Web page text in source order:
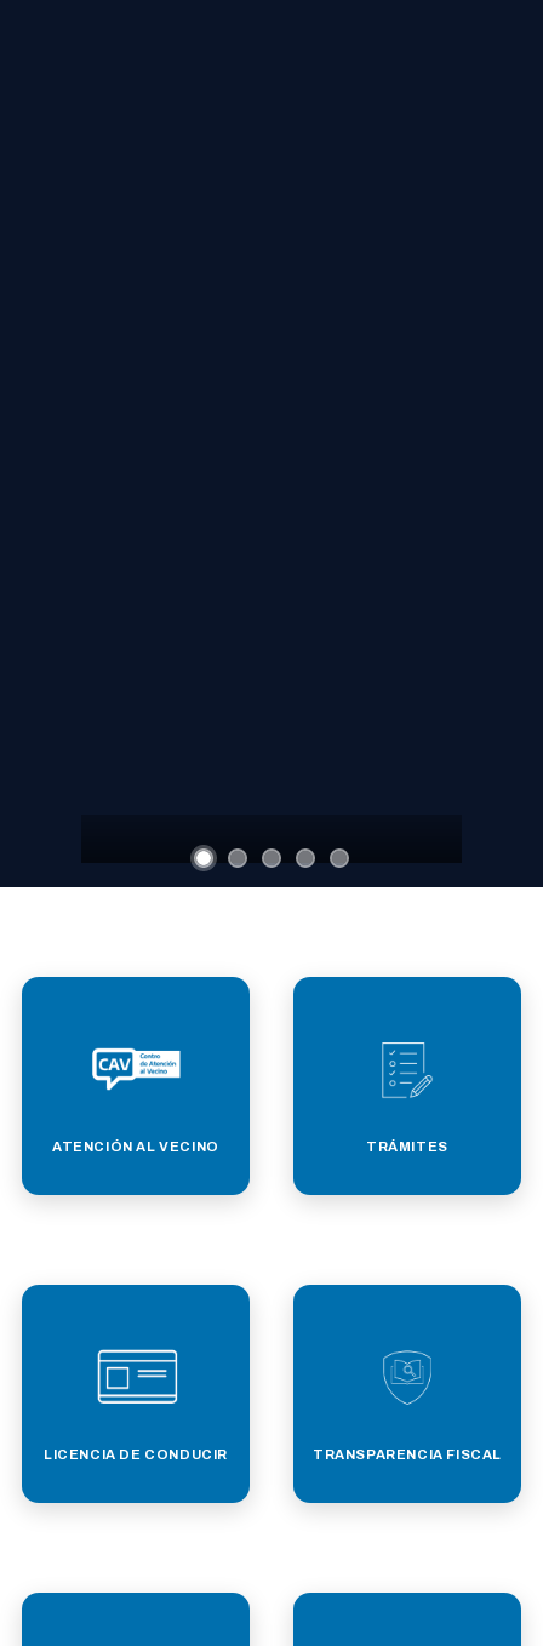
ATENCIÓN AL VECINO TRÁMITES
LICENCIA DE CONDUCIR TRANSPARENCIA FISCAL